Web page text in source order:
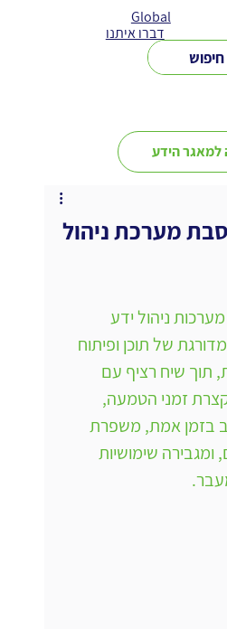
Global
דברו איתנו
למאגר הידע
מערכת ניהול
ניהול ידע
של תוכן ופיתוח
תוך שיח רציף עם
זמני הטמעה,
בזמן אמת, משפרת
שימושיות